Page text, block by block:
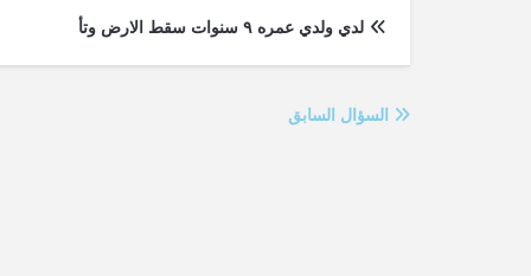
لدي ولدي عمره ٩ سنوات سقط الارض وتأ
السؤال السابق